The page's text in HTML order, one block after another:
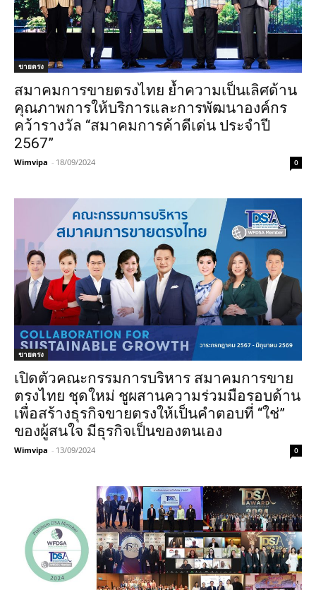
ขายตรง
สมาคมการขายตรงไทย ย้ำความเป็นเลิศด้าน
คุณภาพการให้บริการและการพัฒนาองค์กร
คว้ารางวัล “สมาคมการค้าดีเด่น ประจำปี
2567”
Wimvipa - 18/09/2024 0
ขายตรง
เปิดตัวคณะกรรมการบริหาร สมาคมการขาย
ตรงไทย ชุดใหม่ ชูผสานความร่วมมือรอบด้าน
เพื่อสร้างธุรกิจขายตรงให้เป็นคำตอบที่ “ใช่”
ของผู้สนใจ มีธุรกิจเป็นของตนเอง
Wimvipa - 13/09/2024 0